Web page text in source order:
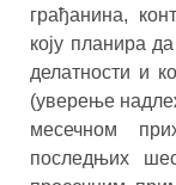
грађанина,
коју планира
делатности и
(уверење
месечном
последњих